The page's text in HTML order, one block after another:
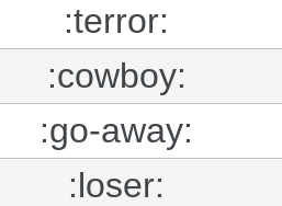
:terror:
:cowboy:
:go-away:
:loser: